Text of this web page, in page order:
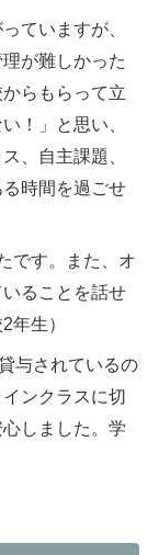
ていますが、
が難しかった
らもらって立
！」と思い、
、自主課題、
時間を過ごせ
です。また、オ
ることを話せ
年生）
与されているの
ンクラスに切
しました。学